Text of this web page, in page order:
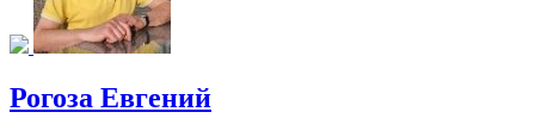
Рогоза Евгений